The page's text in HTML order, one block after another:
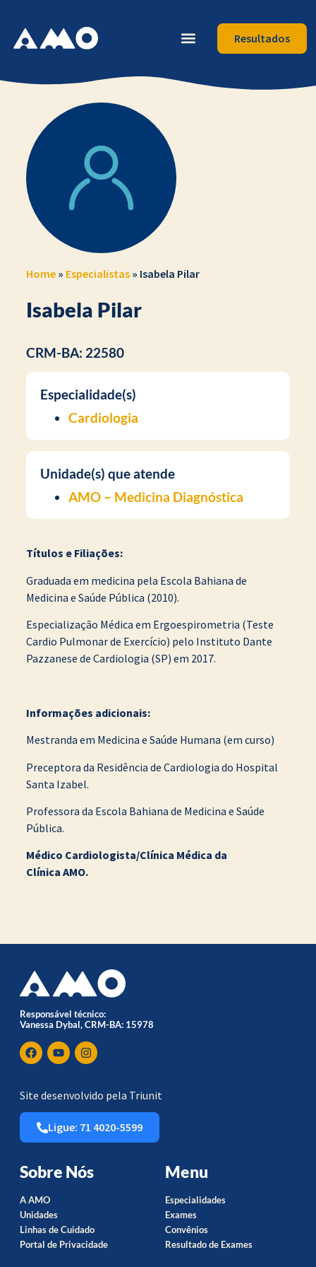
Resultados
Home» Especialistas» Isabela Pilar
Isabela Pilar
CRM-BA: 22580
Especialidade(s)
Cardiologia
Unidade(s) que atende
AMO – Medicina Diagnóstica
Títulos e Filiações:
Graduada em medicina pela Escola Bahiana de
Medicina e Saúde Pública (2010).
Especialização Médica em Ergoespirometria (Teste
Cardio Pulmonar de Exercício) pelo Instituto Dante
Pazzanese de Cardiologia (SP) em 2017.
Informações adicionais:
Mestranda em Medicina e Saúde Humana (em curso)
Preceptora da Residência de Cardiologia do Hospital
Santa Izabel.
Professora da Escola Bahiana de Medicina e Saúde
Pública.
Médico Cardiologista/Clínica Médica da
Clínica AMO.
Responsável técnico:
Vanessa Dybal, CRM-BA: 15978
Site desenvolvido pela Triunit
Ligue: 71 4020-5599
Sobre Nós
A AMO
Unidades
Linhas de Cuidado
Portal de Privacidade
Menu
Especialidades
Exames
Convênios
Resultado de Exames